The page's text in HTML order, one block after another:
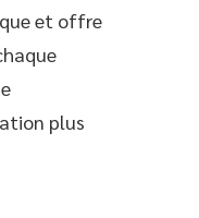
et offre
plus